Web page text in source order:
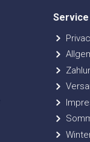
Service